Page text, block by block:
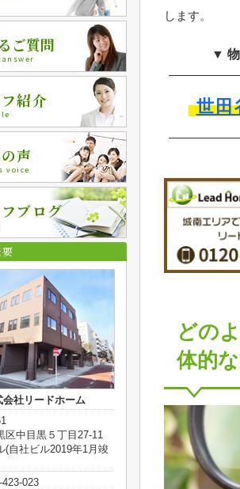
します。
▼
世田
どの
体的
ご質問
紹介
声
voice
ブログ
会社リードホーム
区中目黒５丁目27-11
(自社ビル2019年1月竣
423-023